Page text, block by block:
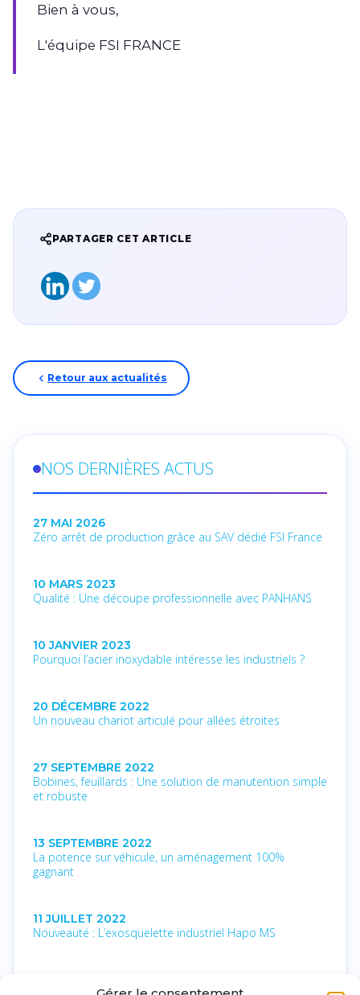
Bien à vous,
L'équipe FSI FRANCE
PARTAGER CET ARTICLE
Retour aux actualités
NOS DERNIÈRES ACTUS
27 MAI 2026
Zéro arrêt de production grâce au SAV dédié FSI France
10 MARS 2023
Qualité : Une découpe professionnelle avec PANHANS
10 JANVIER 2023
Pourquoi l’acier inoxydable intéresse les industriels ?
20 DÉCEMBRE 2022
Un nouveau chariot articulé pour allées étroites
27 SEPTEMBRE 2022
Bobines, feuillards : Une solution de manutention simple
et robuste
13 SEPTEMBRE 2022
La potence sur véhicule, un aménagement 100%
gagnant
11 JUILLET 2022
Nouveauté : L’exosquelette industriel Hapo MS